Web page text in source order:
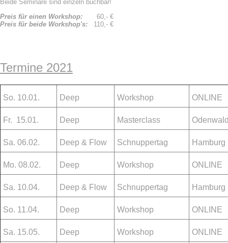
Beide Seminare sind einzeln buchbar!
Preis für einen Workshop:
60,- €
Preis für beide Workshop's:
110,- €
Termine 2021
So. 10.01. Deep Workshop
Fr. 15.01. Deep Masterclass
Sa. 06.02. Deep & Flow Schnuppertag
Mo. 08.02. Deep Workshop
Sa. 10.04. Deep & Flow Schnuppertag
So. 11.04. Deep Workshop
Sa. 15.05. Deep Workshop